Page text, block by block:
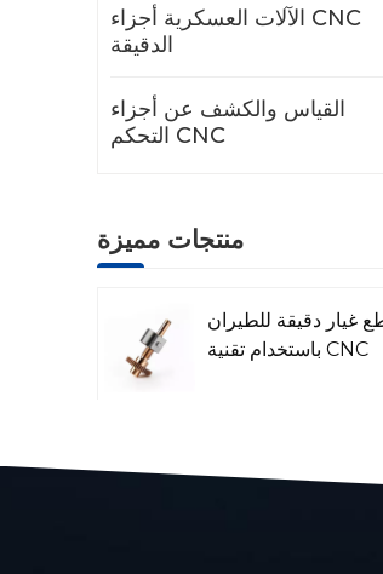
الآلات العسكرية أجزاء CNC
الدقيقة
القياس والكشف عن أجزاء
التحكم CNC
منتجات مميزة
غيار دقيقة للطيران
باستخدام تقنية CNC
المصنعة باستخدام